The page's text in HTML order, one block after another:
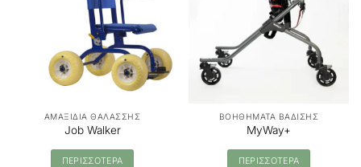
ΑΜΑΞΙΔΙΑ ΘΑΛΑΣΣΗΣ
Job Walker
ΠΕΡΙΣΣΟΤΕΡΑ
ΒΟΗΘΗΜΑΤΑ ΒΑΔΙΣΗΣ
MyWay+
ΠΕΡΙΣΣΟΤΕΡΑ